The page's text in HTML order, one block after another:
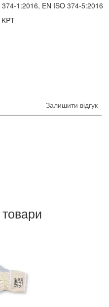
1:2016, EN ISO 374-5:2016
KPT
Залишити відгук